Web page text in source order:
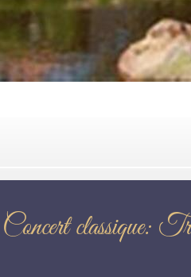
Concert